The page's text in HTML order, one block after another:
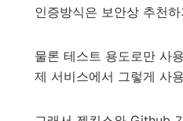
인증방식은 보안상 추천
물론 테스트 용도로만 사
제 서비스에서 그렇게 사